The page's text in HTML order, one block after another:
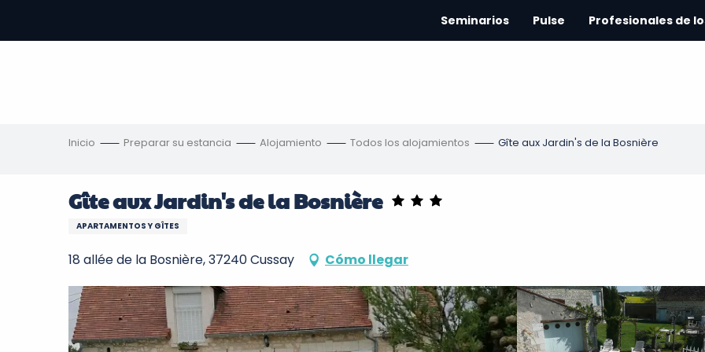
contenu
Seminarios Pulse Profesionales de
Inicio Preparar su estancia Alojamiento Todos los alojamientos Gîte aux Jardin's de la Bosnière
Gîte aux Jardin's de la Bosnière
APARTAMENTOS Y GÎTES
18 allée de la Bosnière, 37240 Cussay Cómo llegar